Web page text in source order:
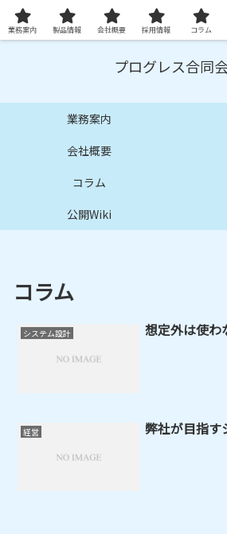
プロ品質の技術サービスとシス
プログレス合同
業務案内
会社概要
コラム
公開Wiki
コラム
システム設計 想定外は使わ
経営 弊社が目指す
業務案内 製品情報 会社概要 採用情報 コラム